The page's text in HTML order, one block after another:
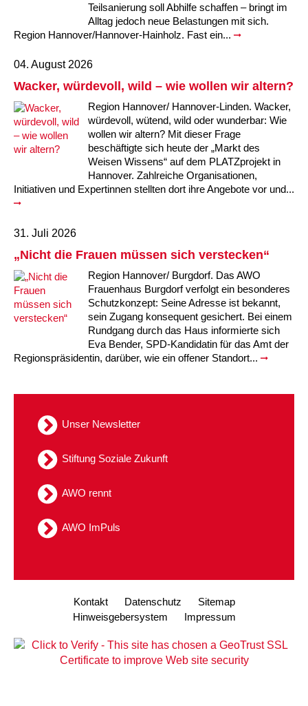
Kindertagesstätte Rosenbergstraße
Krippe Schleswiger Straße
Kindertagesstätte Sylter Weg
Kindertagesstätte Tresckowstraße
Kindertagesstätte Wiehbergstraße
Kindertagesstätte Langes Feld “Deisterspatzen”
Kindertagesstätte Levester Straße
Kindertagesstätte Moorlilienweg /
Familienzentrum
Kindertagesstätte Mühenkamp / Familienzentrum
Kindertagesstätte Petermannstraße /
Familienzentrum
Hör- und Sprachheilkindergarten Ratswiese
Kindertagesstätte Rosenbergstraße
Kindertagesstätte Schneiderberg
Kindertagesstätte Schweriner Straße /
Familienzentrum
Teilsanierung soll Abhilfe schaffen – bringt im
Alltag jedoch neue Belastungen mit sich.
Region Hannover/Hannover-Hainholz. Fast ein...
04. August 2026
Wacker, würdevoll, wild – wie wollen wir altern?
Region Hannover/ Hannover-Linden. Wacker,
würdevoll, wütend, wild oder wunderbar: Wie
wollen wir altern? Mit dieser Frage
beschäftigte sich heute der „Markt des
Weisen Wissens“ auf dem PLATZprojekt in
Hannover. Zahlreiche Organisationen,
Initiativen und Expertinnen stellten dort ihre Angebote vor und...
31. Juli 2026
„Nicht die Frauen müssen sich verstecken“
Region Hannover/ Burgdorf. Das AWO
Frauenhaus Burgdorf verfolgt ein besonderes
Schutzkonzept: Seine Adresse ist bekannt,
sein Zugang konsequent gesichert. Bei einem
Rundgang durch das Haus informierte sich
Eva Bender, SPD-Kandidatin für das Amt der
Regionspräsidentin, darüber, wie ein offener Standort...
Unser Newsletter
Stiftung Soziale Zukunft
AWO rennt
AWO ImPuls
Kontakt Datenschutz
Sitemap
Hinweisgebersystem
Impressum